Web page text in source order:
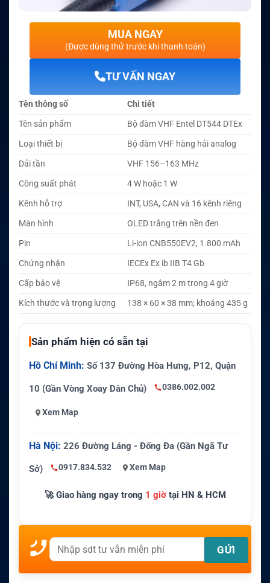
MUA NGAY
(Được dùng thử trước khi thanh toán)
TƯ VẤN NGAY
Tên thông số
Chi tiết
Tên sản phẩm
Bộ đàm VHF Entel DT544 DTEx
Loại thiết bị
Bộ đàm VHF hàng hải analog
Dải tần
VHF 156–163 MHz
Công suất phát
4 W hoặc 1 W
Kênh hỗ trợ
INT, USA, CAN và 16 kênh riêng
Màn hình
OLED trắng trên nền đen
Pin
Li-ion CNB550EV2, 1.800 mAh
Chứng nhận
IECEx Ex ib IIB T4 Gb
Cấp bảo vệ
IP68, ngâm 2 m trong 4 giờ
Kích thước và trọng lượng
138 × 60 × 38 mm; khoảng 435 g
Sản phẩm hiện có sẵn tại
Hồ Chí Minh: Số 137 Đường Hòa Hưng, P12, Quận
10 (Gần Vòng Xoay Dân Chủ) 0386.002.002
Xem Map
Hà Nội: 226 Đường Láng - Đống Đa (Gần Ngã Tư
Sở) 0917.834.532 Xem Map
🚀 Giao hàng ngay trong 1 giờtại HN & HCM